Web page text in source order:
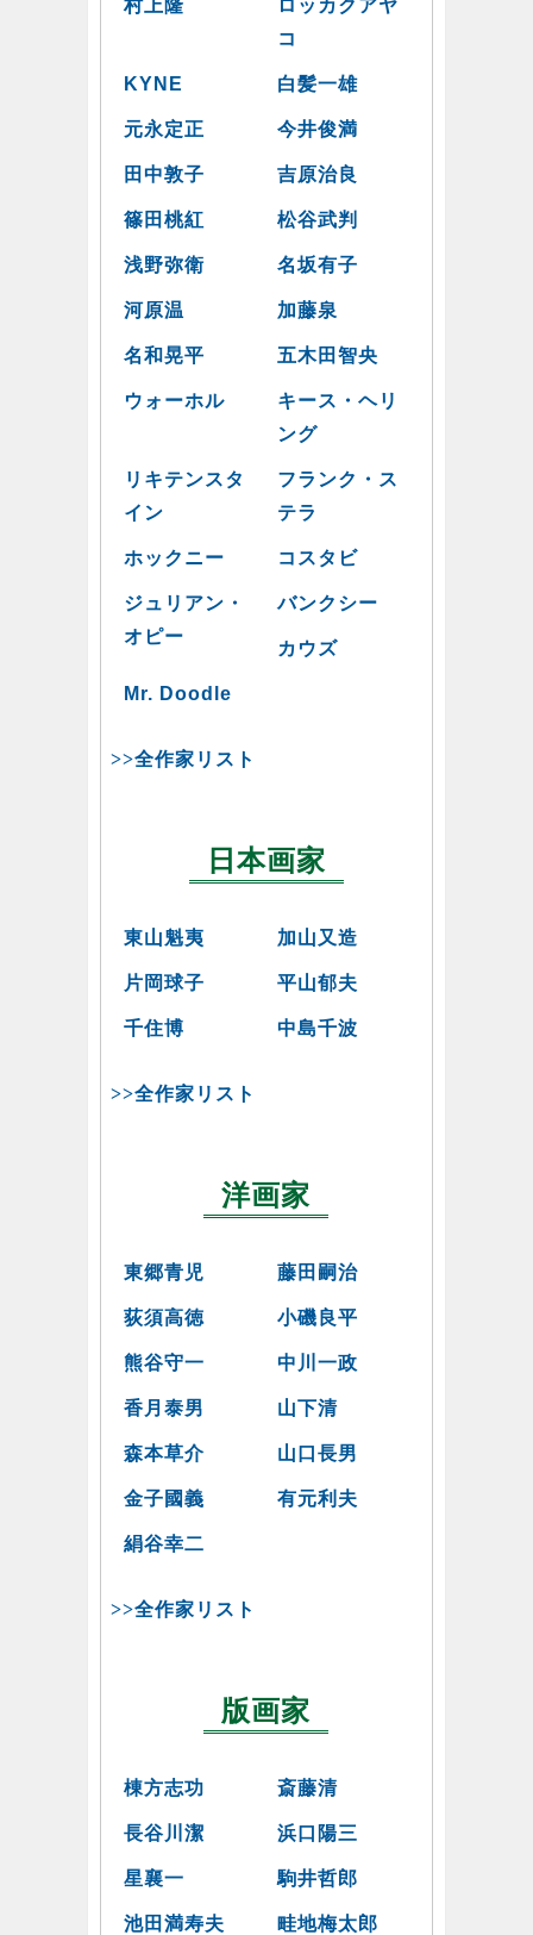
村上隆
ロッカクアヤ
コ
KYNE 白髪一雄
元永定正 今井俊満
田中敦子 吉原治良
篠田桃紅 松谷武判
浅野弥衛 名坂有子
河原温 加藤泉
名和晃平 五木田智央
ウォーホル
キース・ヘリ
ング
リキテンスタ
イン
フランク・ス
テラ
ホックニー コスタビ
ジュリアン・
オピー
バンクシー
カウズ
Mr. Doodle
>>全作家リスト
日本画家
東山魁夷 加山又造
片岡球子 平山郁夫
千住博 中島千波
>>全作家リスト
洋画家
東郷青児 藤田嗣治
荻須高徳 小磯良平
熊谷守一 中川一政
香月泰男 山下清
森本草介 山口長男
金子國義 有元利夫
絹谷幸二
>>全作家リスト
版画家
棟方志功 斎藤清
長谷川潔 浜口陽三
星襄一 駒井哲郎
池田満寿夫 畦地梅太郎